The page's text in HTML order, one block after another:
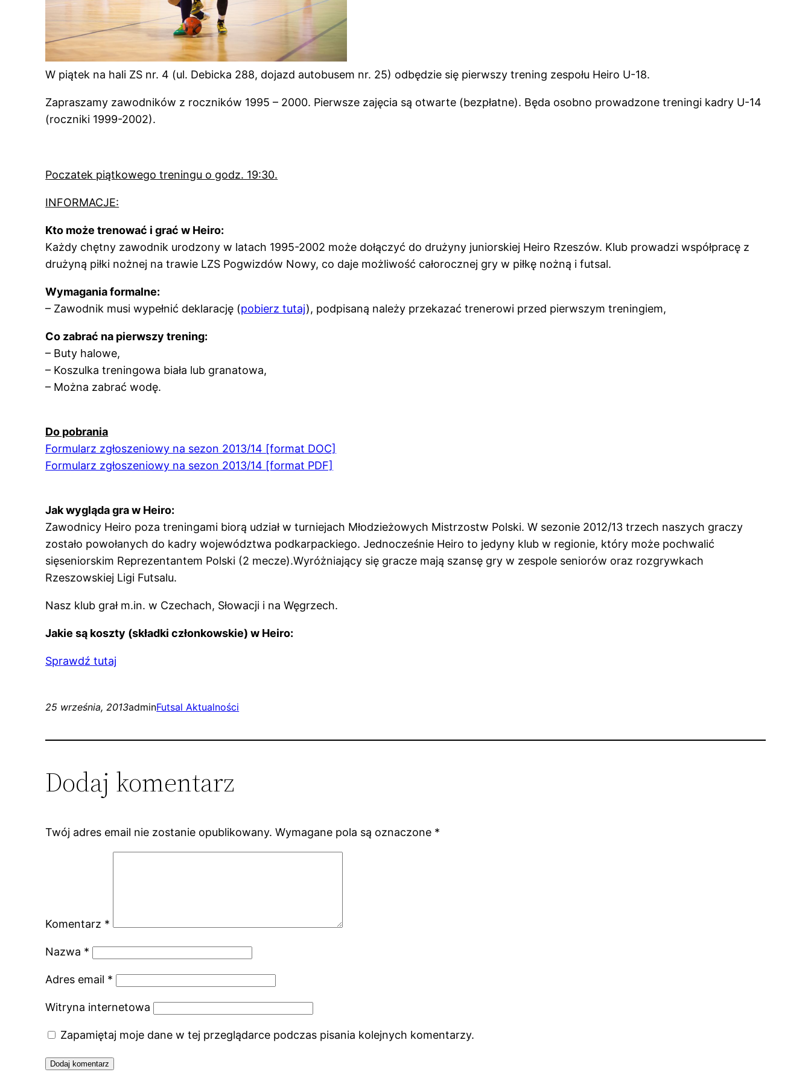
W piątek na hali ZS nr. 4 (ul. Debicka 288, dojazd autobusem nr. 25) odbędzie się pierwszy trening zespołu Heiro U-18.
Zapraszamy zawodników z roczników 1995 – 2000. Pierwsze zajęcia są otwarte (bezpłatne). Będa osobno prowadzone treningi kadry U-14
(roczniki 1999-2002).
Poczatek piątkowego treningu o godz. 19:30.
INFORMACJE:
Kto może trenować i grać w Heiro:
Każdy chętny zawodnik urodzony w latach 1995-2002 może dołączyć do drużyny juniorskiej Heiro Rzeszów. Klub prowadzi współpracę z
drużyną piłki nożnej na trawie LZS Pogwizdów Nowy, co daje możliwość całorocznej gry w piłkę nożną i futsal.
Wymagania formalne:
– Zawodnik musi wypełnić deklarację (pobierz tutaj), podpisaną należy przekazać trenerowi przed pierwszym treningiem,
Co zabrać na pierwszy trening:
– Buty halowe,
– Koszulka treningowa biała lub granatowa,
– Można zabrać wodę.
Do pobrania
Formularz zgłoszeniowy na sezon 2013/14 [format DOC]
Formularz zgłoszeniowy na sezon 2013/14 [format PDF]
Jak wygląda gra w Heiro:
Zawodnicy Heiro poza treningami biorą udział w turniejach Młodzieżowych Mistrzostw Polski. W sezonie 2012/13 trzech naszych graczy
zostało powołanych do kadry województwa podkarpackiego. Jednocześnie Heiro to jedyny klub w regionie, który może pochwalić
sięseniorskim Reprezentantem Polski (2 mecze).Wyróżniający się gracze mają szansę gry w zespole seniorów oraz rozgrywkach
Rzeszowskiej Ligi Futsalu.
Nasz klub grał m.in. w Czechach, Słowacji i na Węgrzech.
Jakie są koszty (składki członkowskie) w Heiro:
Sprawdź tutaj
25 września, 2013adminFutsal Aktualności
Dodaj komentarz
Twój adres email nie zostanie opublikowany. Wymagane pola są oznaczone *
Komentarz *
Nazwa *
Adres email *
Witryna internetowa
Zapamiętaj moje dane w tej przeglądarce podczas pisania kolejnych komentarzy.